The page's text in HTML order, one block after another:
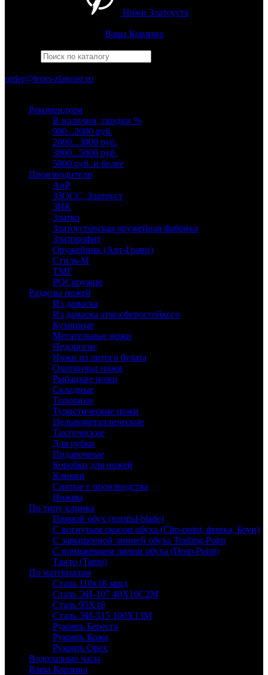
Ножи Златоуста
Ваша Корзина
order@from-zlatoust.ru
Рекомендуем
В наличии, скидки %
900...2000 руб.
2000...3000 руб.
3000...5000 руб.
5000 руб. и более
Производители
АиР
ЗЗОСС, Златоуст
ЗИК
Златко
Златоустовская оружейная фабрика
Златпрофит
Оружейник (Арт-Грани)
Стиль-М
ТМГ
РОСоружие
Разделы ножей
Из дамаска
Из дамаска атмосферостойкого
Кухонные
Метательные ножи
Недорогие
Ножи из литого булата
Охотничьи ножи
Рыбацкие ножи
Складные
Топорики
Туристические ножи
Цельнометаллические
Тактические
Для рубки
Подарочные
Коробки для ножей
Клинки
Снятые с производства
Ножны
По типу клинка
Прямой обух (normal-blade)
С вогнутым скосом обуха (Clip-point, финка, Боуи)
С завышенной линией обуха Trailing-Point
С понижением линии обуха (Drop-Point)
Танто (Tanto)
По материалам
Сталь 110х18 мшд
Сталь ЭИ-107 40Х10С2М
Сталь 95Х18
Сталь ЭИ-515 100Х13М
Рукоять Береста
Рукоять Кожа
Рукоять Орех
Водолазные часы
Ваша Корзина